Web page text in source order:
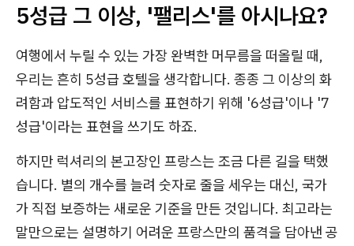
5성급 그 이상, '팰리스'를 아시나요?
여행에서 누릴 수 있는 가장 완벽한 머무름을 떠올릴 때,
우리는 흔히 5성급 호텔을 생각합니다. 종종 그 이상의 화
려함과 압도적인 서비스를 표현하기 위해 '6성급'이나 '7
성급'이라는 표현을 쓰기도 하죠.
하지만 럭셔리의 본고장인 프랑스는 조금 다른 길을 택했
습니다. 별의 개수를 늘려 숫자로 줄을 세우는 대신, 국가
가 직접 보증하는 새로운 기준을 만든 것입니다. 최고라는
말만으로는 설명하기 어려운 프랑스만의 품격을 담아낸 공